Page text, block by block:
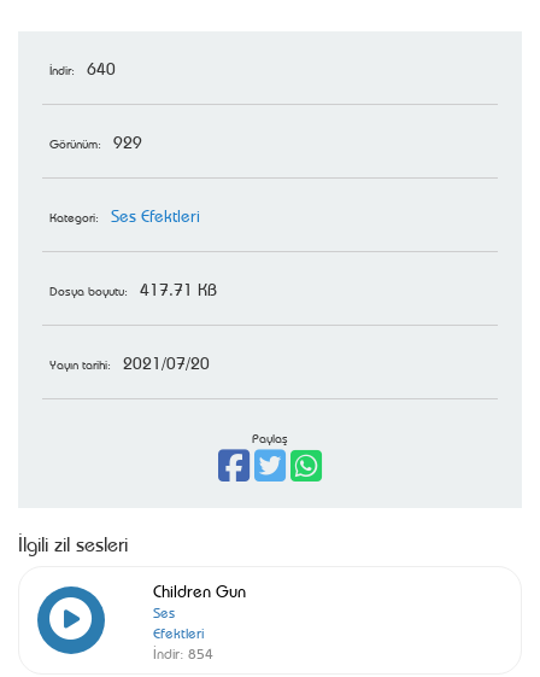
İndir: 640
Görünüm: 929
Kategori: Ses Efektleri
Dosya boyutu: 417.71 KB
Yayın tarihi: 2021/07/20
Paylaş
İlgili zil sesleri
Children Gun
Ses
Efektleri
İndir: 854